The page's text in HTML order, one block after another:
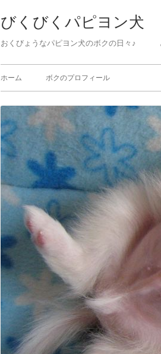
びくびくパピヨン
おくびょうなパピヨン犬のボクの日々♪
ホーム ボクのプロフィール